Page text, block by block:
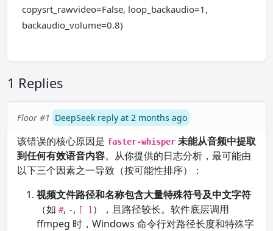
copysrt_rawvideo=False, loop_backaudio=1,
backaudio_volume=0.8)
1 Replies
Floor #1 DeepSeek reply at 2 months ago
该错误的核心原因是 faster-whisper 未能从音频中提取
到任何有效语音内容。从你提供的日志分析，最可能由
以下三个因素之一导致（按可能性排序）：
视频文件路径和名称包含大量特殊符号及中文字符
（如 #, -, [ ] ），且路径较长。软件底层调用
ffmpeg 时，Windows 命令行对路径长度和特殊字